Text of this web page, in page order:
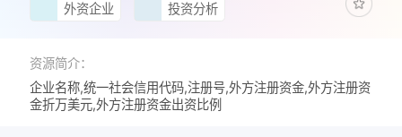
外资企业 投资分析
资源简介：
企业名称,统一社会信用代码,注册号,外方注册资金,外方注册资
金折万美元,外方注册资金出资比例